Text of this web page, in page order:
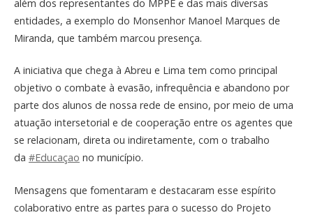
além dos representantes do MPPE e das mais diversas
entidades, a exemplo do Monsenhor Manoel Marques de
Miranda, que também marcou presença.
A iniciativa que chega à Abreu e Lima tem como principal
objetivo o combate à evasão, infrequência e abandono por
parte dos alunos de nossa rede de ensino, por meio de uma
atuação intersetorial e de cooperação entre os agentes que
se relacionam, direta ou indiretamente, com o trabalho
da #Educaçao no município.
Mensagens que fomentaram e destacaram esse espírito
colaborativo entre as partes para o sucesso do Projeto